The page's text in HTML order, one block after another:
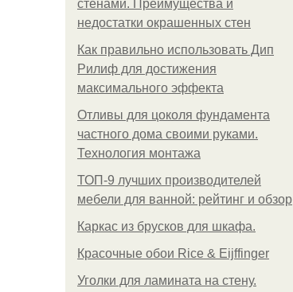
стенами. Преимущества и
недостатки окрашенных стен
Как правильно использовать Дип
Рилиф для достижения
максимального эффекта
Отливы для цоколя фундамента
частного дома своими руками.
Технология монтажа
ТОП-9 лучших производителей
мебели для ванной: рейтинг и обзор
Каркас из брусков для шкафа.
Красочные обои Rice & Eijffinger
Уголки для ламината на стену.